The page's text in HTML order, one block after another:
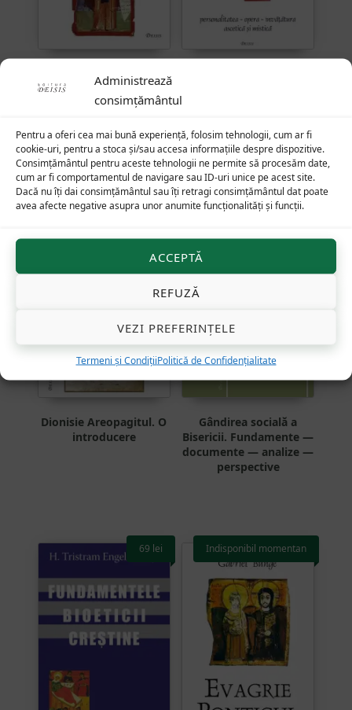
Administrează
consimțământul
Pentru a oferi cea mai bună experiență, folosim tehnologii, cum ar fi
cookie-uri, pentru a stoca și/sau accesa informațiile despre dispozitive.
Consimțământul pentru aceste tehnologii ne permite să procesăm date,
cum ar fi comportamentul de navigare sau ID-uri unice pe acest site.
Dacă nu îți dai consimțământul sau îți retragi consimțământul dat poate
avea afecte negative asupra unor anumite funcționalități și funcții.
ACCEPTĂ
REFUZĂ
VEZI PREFERINȚELE
Termeni și CondițiiPolitică de Confidențialitate
Isaac Sirianul — asceză
singuratică și milă fără
sfârșit
Dionisie Areopagitul. O
introducere
Gândirea socială a
Bisericii. Fundamente —
documente — analize —
perspective
48lei
69 lei Indisponibil momentan